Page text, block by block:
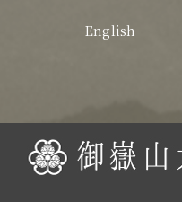
English